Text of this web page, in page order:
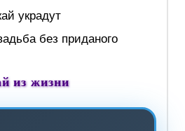
украдут
без приданого
из жизни